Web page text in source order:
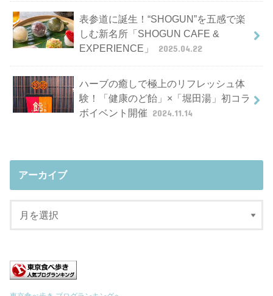
表参道に誕生！“SHOGUN”を五感で楽
しむ新名所「SHOGUN CAFE &
EXPERIENCE」
2025.04.22
ハーブの癒しで極上のリフレッシュ体
験！「健康のど飴」×「堀田湯」初コラ
ボイベント開催 2024.11.14
アーカイブ